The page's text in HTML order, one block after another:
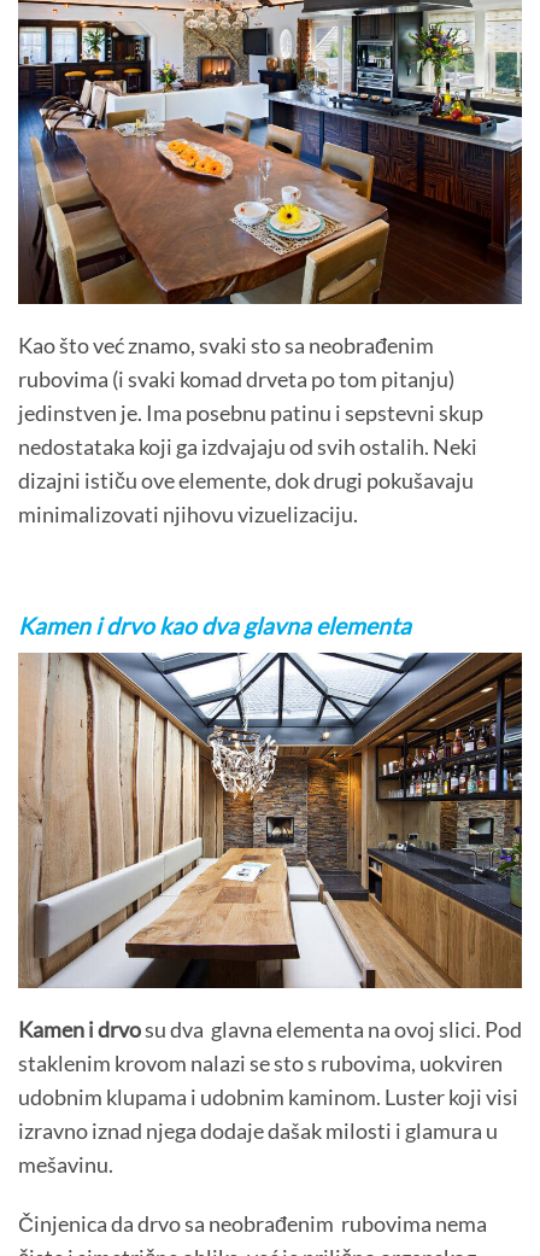
Kao što već znamo, svaki sto sa neobrađenim
rubovima (i svaki komad drveta po tom pitanju)
jedinstven je. Ima posebnu patinu i sepstevni skup
nedostataka koji ga izdvajaju od svih ostalih. Neki
dizajni ističu ove elemente, dok drugi pokušavaju
minimalizovati njihovu vizuelizaciju.
Kamen i drvo kao dva glavna elementa
Kamen i drvosu dva glavna elementa na ovoj slici. Pod
staklenim krovom nalazi se sto s rubovima, uokviren
udobnim klupama i udobnim kaminom. Luster koji visi
izravno iznad njega dodaje dašak milosti i glamura u
mešavinu.
Činjenicada drvo sa neobrađenim rubovima nema